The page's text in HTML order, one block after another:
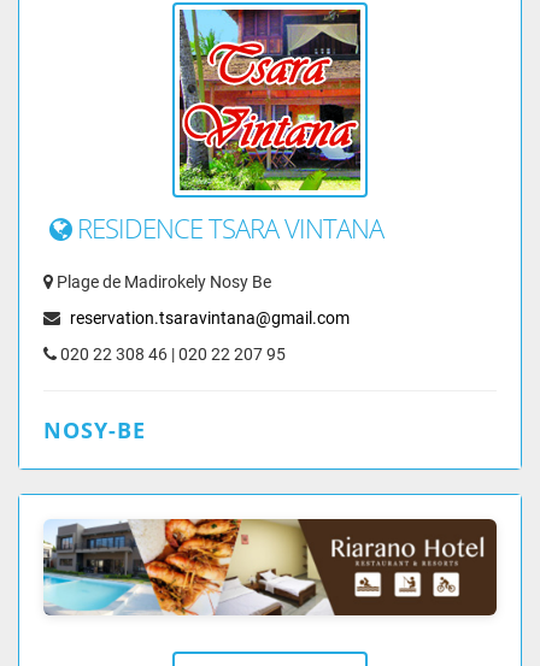
RESIDENCE TSARA VINTANA
Plage de Madirokely Nosy Be
reservation.tsaravintana@gmail.com
020 22 308 46 | 020 22 207 95
NOSY-BE